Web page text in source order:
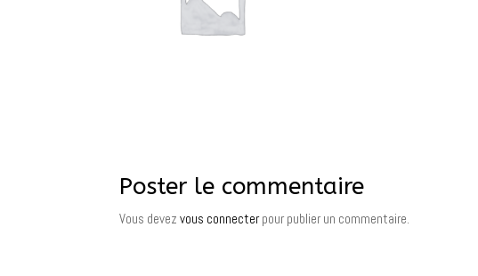
Poster le commentaire
Vous devezvous connecterpour publier un commentaire.